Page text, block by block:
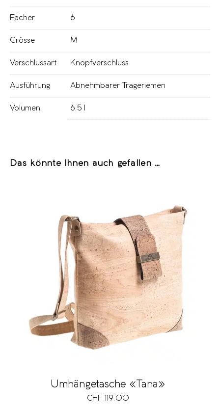
Fächer 6
Grösse M
Verschlussart Knopfverschluss
Ausführung Abnehmbarer Trageriemen
Volumen 6.5 l
Das könnte Ihnen auch gefallen …
Umhängetasche «Tana»
CHF 119.00